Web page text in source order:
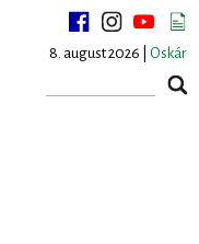
8. august 2026 | Oskár